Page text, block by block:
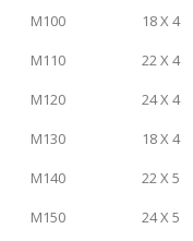
M100
18 X 4
M110
22 X 4
M120
24 X 4
M130
18 X 4
M140
22 X 5
M150
24 X 5